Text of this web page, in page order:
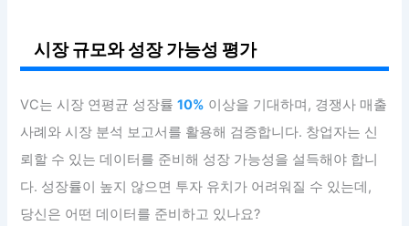
시장 규모와 성장 가능성 평가
VC는 시장 연평균 성장률10% 이상을 기대하며, 경쟁사 매출
사례와 시장 분석 보고서를 활용해 검증합니다. 창업자는 신
뢰할 수 있는 데이터를 준비해 성장 가능성을 설득해야 합니
다. 성장률이 높지 않으면 투자 유치가 어려워질 수 있는데,
당신은 어떤 데이터를 준비하고 있나요?